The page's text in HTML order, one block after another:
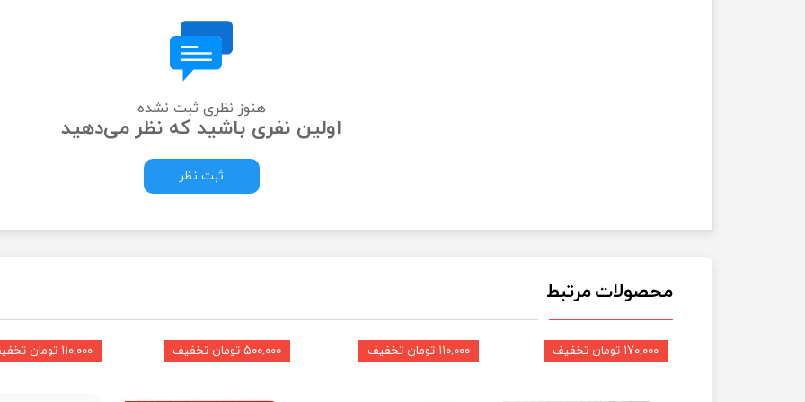
هنوز نظری ثبت نشده
اولین نفری باشید که نظر می‌دهید
ثبت نظر
محصولات مرتبط
۱۱۰,۰۰۰ تومان تخفیف ۵۰۰,۰۰۰ تومان تخفیف ۱۱۰,۰۰۰ تومان تخفیف ۱۷۰,۰۰۰ تومان تخفیف